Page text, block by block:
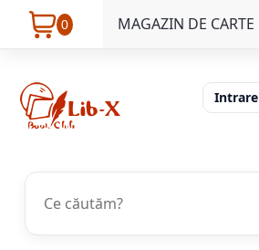
0 MAGAZIN DE CARTE
Intrare